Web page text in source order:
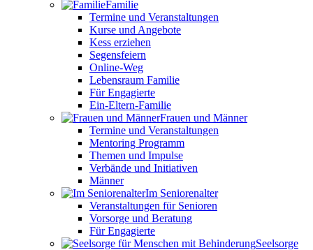
Familie
Termine und Veranstaltungen
Kurse und Angebote
Kess erziehen
Segensfeiern
Online-Weg
Lebensraum Familie
Für Engagierte
Ein-Eltern-Familie
Frauen und Männer
Termine und Veranstaltungen
Mentoring Programm
Themen und Impulse
Verbände und Initiativen
Männer
Im Seniorenalter
Veranstaltungen für Senioren
Vorsorge und Beratung
Für Engagierte
Seelsorge